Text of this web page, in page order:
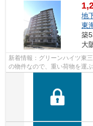
地
東
築
大
新着情報：グリーンハイツ東
の物件なので、重い荷物を運
力的な住環境のマンションで